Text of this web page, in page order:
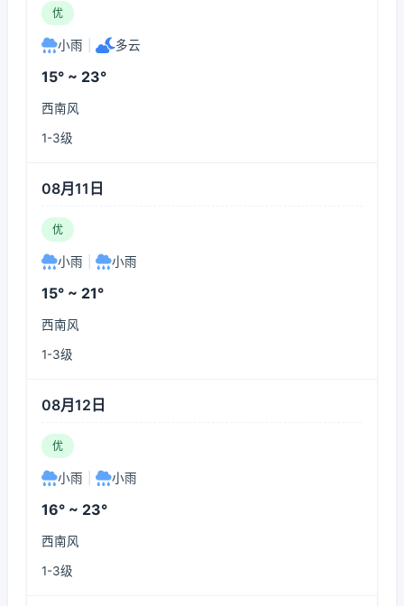
优
小雨 多云
15° ~ 23°
西南风
1-3级
08月11日
优
小雨 小雨
15° ~ 21°
西南风
1-3级
08月12日
优
小雨 小雨
16° ~ 23°
西南风
1-3级